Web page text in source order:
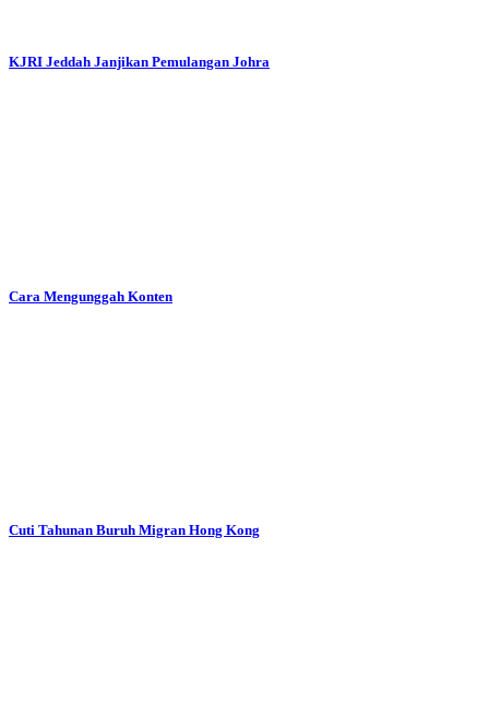
KJRI Jeddah Janjikan Pemulangan Johra
Cara Mengunggah Konten
Cuti Tahunan Buruh Migran Hong Kong